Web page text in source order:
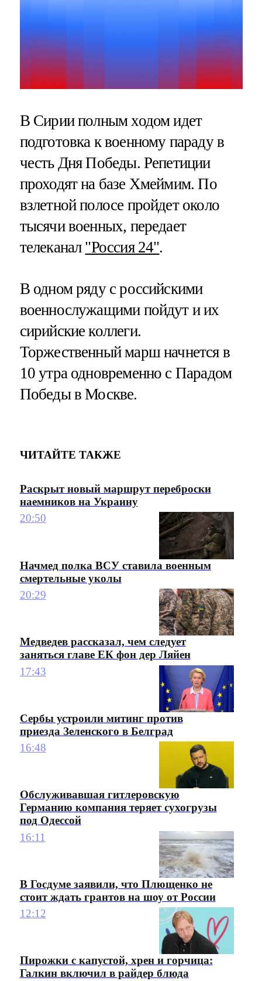
В Сирии полным ходом идет
подготовка к военному параду в
честь Дня Победы. Репетиции
проходят на базе Хмеймим. По
взлетной полосе пройдет около
тысячи военных, передает
телеканал "Россия 24".
В одном ряду с российскими
военнослужащими пойдут и их
сирийские коллеги.
Торжественный марш начнется в
10 утра одновременно с Парадом
Победы в Москве.
ЧИТАЙТЕ ТАКЖЕ
Раскрыт новый маршрут переброски
наемников на Украину
20:50
Начмед полка ВСУ ставила военным
смертельные уколы
20:29
Медведев рассказал, чем следует
заняться главе ЕК фон дер Ляйен
17:43
Сербы устроили митинг против
приезда Зеленского в Белград
16:48
Обслуживавшая гитлеровскую
Германию компания теряет сухогрузы
под Одессой
16:11
В Госдуме заявили, что Плющенко не
стоит ждать грантов на шоу от России
12:12
Пирожки с капустой, хрен и горчица:
Галкин включил в райдер блюда